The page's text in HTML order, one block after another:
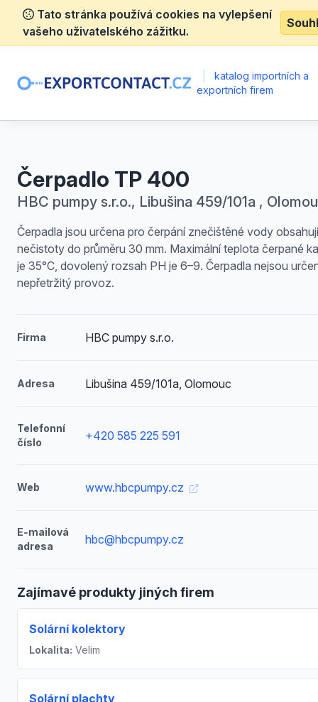
Tato stránka používá cookies na vylepšení
vašeho uživatelského zážitku.
katalog importních a
exportních firem
Čerpadlo TP 400
HBC pumpy s.r.o., Libušina 459/101a ,
Čerpadla jsou určena pro čerpání znečištěné vody
nečistoty do průměru 30 mm. Maximální teplota čerpané
je 35°C, dovolený rozsah PH je 6–9. Čerpadla nejsou
nepřetržitý provoz.
Firma HBC pumpy s.r.o.
Adresa Libušina 459/101a, Olomouc
Telefonní
číslo
+420 585 225 591
Web www.hbcpumpy.cz
E-mailová
adresa
hbc@hbcpumpy.cz
Zajímavé produkty jiných firem
Solární kolektory
Lokalita: Velim
Solární plachty